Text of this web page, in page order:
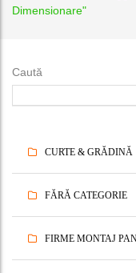
Dimensionare"
Caută
CURTE & GRĂDINĂ
FĂRĂ CATEGORIE
FIRME MONTAJ